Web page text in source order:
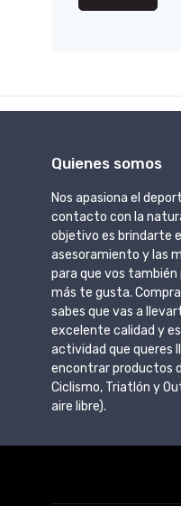
Quienes somos
Nos apasiona el
contacto con la
objetivo es brindarte
asesoramiento y las
para que vos también
más te gusta.
sabes que vas a
excelente calidad y
actividad que queres
encontrar productos
Ciclismo, Triatlón y
aire libre).